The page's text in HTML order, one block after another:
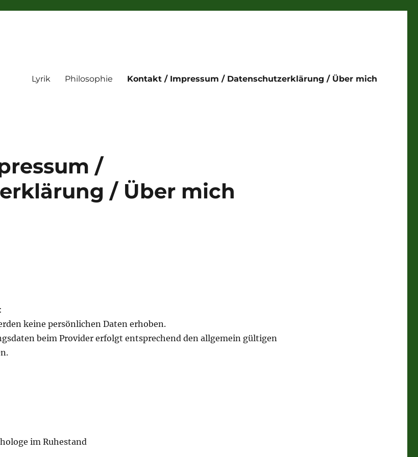
Lyrik Philosophie Kontakt / Impressum / Datenschutzerklärung / Über mich
/
/ Über mich
keine persönlichen Daten erhoben.
beim Provider erfolgt entsprechend den allgemein gültigen
im Ruhestand